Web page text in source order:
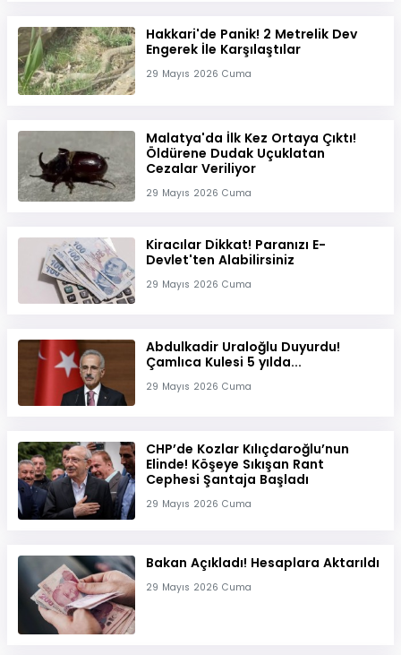
Hakkari'de Panik! 2 Metrelik Dev
Engerek İle Karşılaştılar
29 Mayıs 2026 Cuma
Malatya'da İlk Kez Ortaya Çıktı!
Öldürene Dudak Uçuklatan
Cezalar Veriliyor
29 Mayıs 2026 Cuma
Kiracılar Dikkat! Paranızı E-
Devlet'ten Alabilirsiniz
29 Mayıs 2026 Cuma
Abdulkadir Uraloğlu Duyurdu!
Çamlıca Kulesi 5 yılda...
29 Mayıs 2026 Cuma
CHP’de Kozlar Kılıçdaroğlu’nun
Elinde! Köşeye Sıkışan Rant
Cephesi Şantaja Başladı
29 Mayıs 2026 Cuma
Bakan Açıkladı! Hesaplara Aktarıldı
29 Mayıs 2026 Cuma